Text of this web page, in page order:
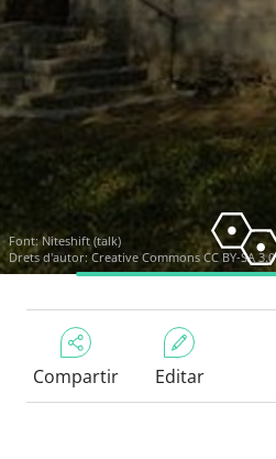
Font:Niteshift (talk)
Drets d'autor:Creative Commons CC BY-SA 3.0
Compartir Editar